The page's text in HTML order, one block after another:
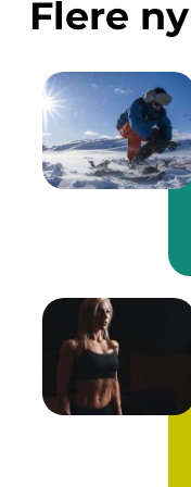
Flere